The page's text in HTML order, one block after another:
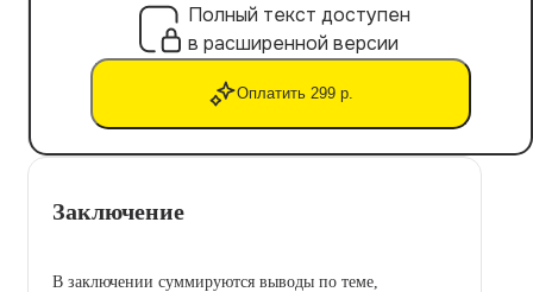
Полный текст доступен
в расширенной версии
Оплатить 299 р.
Заключение
В заключении суммируются выводы по теме,